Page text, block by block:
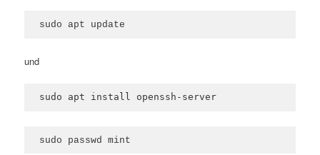
sudo apt update
und
sudo apt install openssh-server
sudo passwd mint